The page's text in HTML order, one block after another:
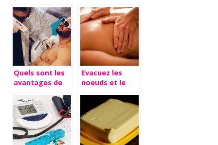
?
opérations
possibles sur le
sexe masculin
Quels sont les
avantages de
?
Evacuez les
noeuds et le
massage